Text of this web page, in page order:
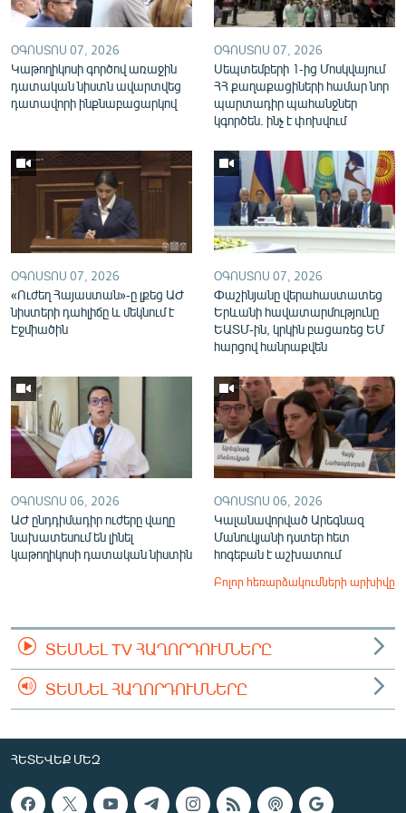
English
Русский
ՀԵՏԵՎԵՔ ՄԵԶ
«Ազատության» բոլոր կայքերը
ՕԳՈՍՏՈՍ 07, 2026
Կաթողիկոսի գործով առաջին
դատական նիստն ավարտվեց
դատավորի ինքնաբացարկով
ՕԳՈՍՏՈՍ 07, 2026
Սեպտեմբերի 1-ից Մոսկվայում
ՀՀ քաղաքացիների համար նոր
պարտադիր պահանջներ
կգործեն. ինչ է փոխվում
ՕԳՈՍՏՈՍ 07, 2026
«Ուժեղ Հայաստան»-ը լքեց ԱԺ
նիստերի դահլիճը և մեկնում է
Էջմիածին
ՕԳՈՍՏՈՍ 07, 2026
Փաշինյանը վերահաստատեց
Երևանի հավատարմությունը
ԵԱՏՄ-ին, կրկին բացառեց ԵՄ
հարցով հանրաքվեն
ՕԳՈՍՏՈՍ 06, 2026
ԱԺ ընդդիմադիր ուժերը վաղը
նախատեսում են լինել
կաթողիկոսի դատական նիստին
ՕԳՈՍՏՈՍ 06, 2026
Կալանավորված Արեգնազ
Մանուկյանի դստեր հետ
հոգեբան է աշխատում
Բոլոր հեռարձակումների արխիվը
ՏԵՍՆԵԼ TV ՀԱՂՈՐԴՈՒՄՆԵՐԸ
ՏԵՍՆԵԼ ՀԱՂՈՐԴՈՒՄՆԵՐԸ
ՀԵՏԵՎԵՔ ՄԵԶ